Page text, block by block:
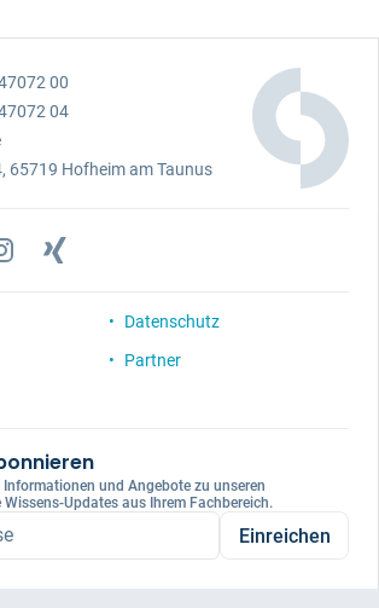
00
04
65719 Hofheim am Taunus
Datenschutz
Partner
Informationen und Angebote zu unseren
Updates aus Ihrem Fachbereich.
Einreichen